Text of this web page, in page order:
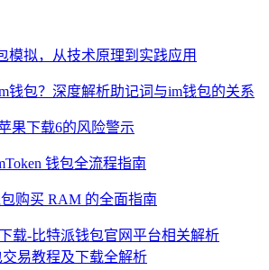
模拟，从技术原理到实践应用
钱包？深度解析助记词与im钱包的关系
果下载6的风险警示
钱包全流程指南
购买 RAM 的全面指南
载-比特派钱包官网平台相关解析
易教程及下载全解析